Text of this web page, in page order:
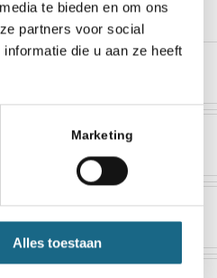
te bieden en om ons
partners voor social
die u aan ze heeft
Marketing
Alles toestaan